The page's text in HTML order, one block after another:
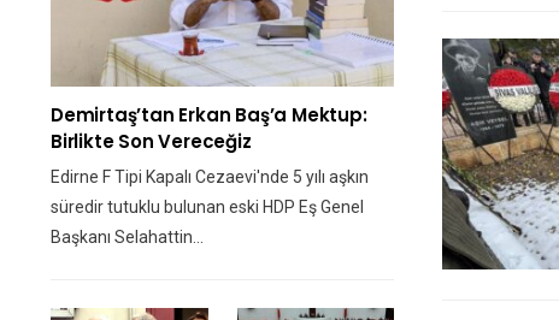
Demirtaş’tan Erkan Baş’a Mektup:
Birlikte Son Vereceğiz
Edirne F Tipi Kapalı Cezaevi'nde 5 yılı aşkın
süredir tutuklu bulunan eski HDP Eş Genel
Başkanı Selahattin…